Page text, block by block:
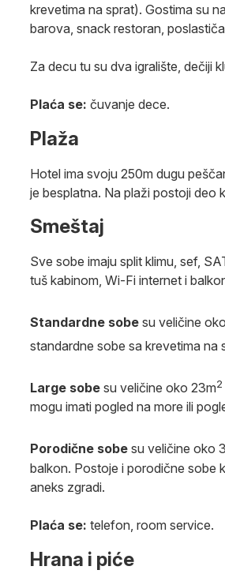
krevetima na sprat). Gostima su
barova, snack restoran,
Za decu tu su dva igralište, dečiji
Plaća se: čuvanje dece.
Plaža
Hotel ima svoju 250m dugu
je besplatna. Na plaži postoji deo
Smeštaj
Sve sobe imaju split klimu, sef,
tuš kabinom, Wi-Fi internet i
Standardne sobe su veličine
standardne sobe sa krevetima na
Large sobe su veličine oko 23m2
mogu imati pogled na more ili
Porodične sobe su veličine oko
balkon. Postoje i porodične sobe
aneks zgradi.
Plaća se: telefon, room service.
Hrana i piće